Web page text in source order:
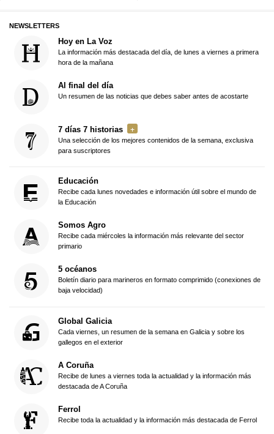
NEWSLETTERS
Hoy en La Voz
La información más destacada del día, de lunes a viernes a primera
hora de la mañana
Al final del día
Un resumen de las noticias que debes saber antes de acostarte
7 días 7 historias
Una selección de los mejores contenidos de la semana, exclusiva
para suscriptores
Educación
Recibe cada lunes novedades e información útil sobre el mundo de
la Educación
Somos Agro
Recibe cada miércoles la información más relevante del sector
primario
5 océanos
Boletín diario para marineros en formato comprimido (conexiones de
baja velocidad)
Global Galicia
Cada viernes, un resumen de la semana en Galicia y sobre los
gallegos en el exterior
A Coruña
Recibe de lunes a viernes toda la actualidad y la información más
destacada de A Coruña
Ferrol
Recibe toda la actualidad y la información más destacada de Ferrol